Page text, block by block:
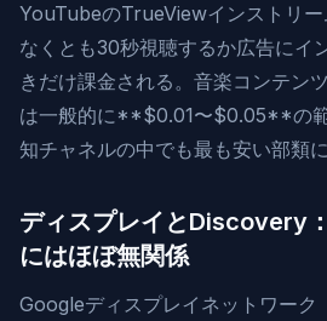
YouTubeのTrueViewインストリ
なくとも30秒視聴するか広告にイ
きだけ課金される。音楽コンテン
は一般的に**$0.01〜$0.05**の
知チャネルの中でも最も安い部類に
ディスプレイとDiscovery
にはほぼ無関係
Googleディスプレイネットワー